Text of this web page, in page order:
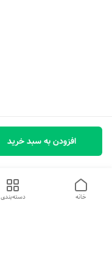
افزودن به سبد خرید
دسته‌بندی خانه